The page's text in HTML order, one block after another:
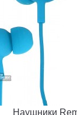
Наушники